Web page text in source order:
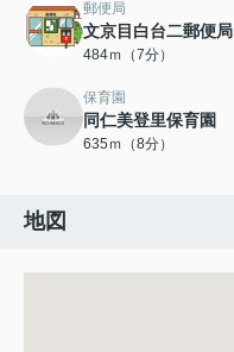
郵便局
文京目白台二郵便局
484ｍ（7分）
保育園
同仁美登里保育園
635ｍ（8分）
地図